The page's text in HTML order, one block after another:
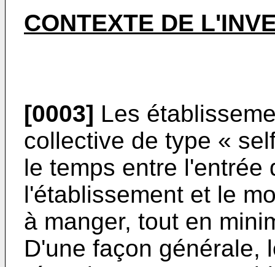
CONTEXTE DE
[0003] Les
collective de type «
le temps entre l'entrée
l'établissement et le
à manger, tout en
D'une façon générale,